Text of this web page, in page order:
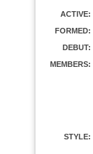
ACTIVE:
FORMED:
DEBUT:
MEMBERS:
STYLE: